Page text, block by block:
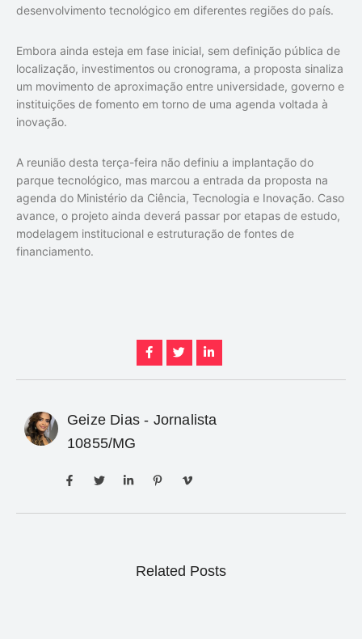
desenvolvimento tecnológico em diferentes regiões do país.
Embora ainda esteja em fase inicial, sem definição pública de
localização, investimentos ou cronograma, a proposta sinaliza
um movimento de aproximação entre universidade, governo e
instituições de fomento em torno de uma agenda voltada à
inovação.
A reunião desta terça-feira não definiu a implantação do
parque tecnológico, mas marcou a entrada da proposta na
agenda do Ministério da Ciência, Tecnologia e Inovação. Caso
avance, o projeto ainda deverá passar por etapas de estudo,
modelagem institucional e estruturação de fontes de
financiamento.
Geize Dias - Jornalista
10855/MG
Related Posts